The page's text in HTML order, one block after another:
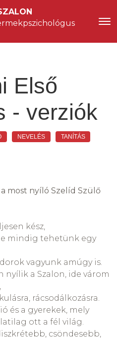
Első
- verziók
NEVELÉS TANÍTÁS
most nyíló Szelíd Szülő
kész,
mindig tehetünk egy
vagyunk amúgy is.
nyílik a Szalon, ide várom
rácsodálkozásra.
és a gyerekek, mely
ott a fél világ.
csöndesebb,